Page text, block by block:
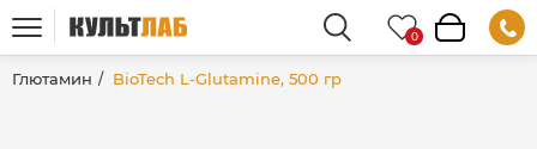
Глютамин BioTech L-Glutamine, 500 гр